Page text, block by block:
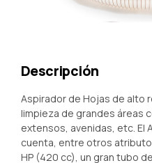
Descripción
Aspirador de Hojas de alto
limpieza de grandes áreas
extensos, avenidas, etc. El
cuenta, entre otros
HP (420 cc), un gran tubo